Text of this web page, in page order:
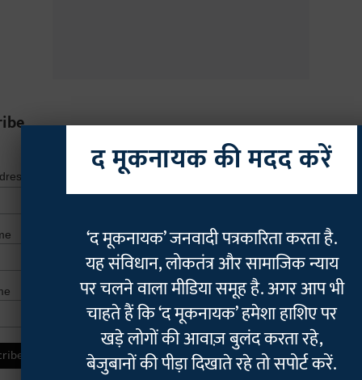
*indicates
द मूकनायक की मदद करें
‘द मूकनायक’ जनवादी पत्रकारिता करता है.
यह संविधान, लोकतंत्र और सामाजिक न्याय
पर चलने वाला मीडिया समूह है. अगर आप भी
चाहते हैं कि ‘द मूकनायक’ हमेशा हाशिए पर
खड़े लोगों की आवाज़ बुलंद करता रहे,
बेजुबानों की पीड़ा दिखाते रहे तो सपोर्ट करें.